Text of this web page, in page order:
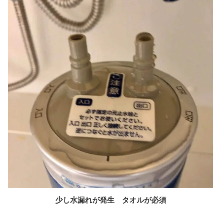
少し水漏れが発生 タオルが必須